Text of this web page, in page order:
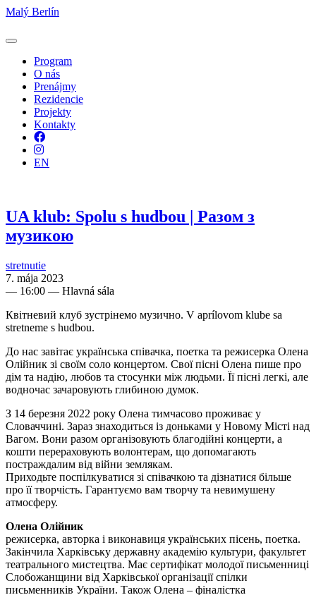
Malý Berlín
Program
O nás
Prenájmy
Rezidencie
Projekty
Kontakty
Facebook
Instagram
EN
UA klub: Spolu s hudbou | Разом з
музикою
stretnutie
7. mája 2023
— 16:00 — Hlavná sála
Квітневий клуб зустрінемо музично. V aprílovom klube sa
stretneme s hudbou.
До нас завітає українська співачка, поетка та режисерка Олена
Олійник зі своїм соло концертом. Свої пісні Олена пише про
дім та надію, любов та стосунки між людьми. Її пісні легкі, але
водночас зачаровують глибиною думок.
З 14 березня 2022 року Олена тимчасово проживає у
Словаччині. Зараз знаходиться із доньками у Новому Місті над
Вагом. Вони разом організовують благодійні концерти, а
кошти перераховують волонтерам, що допомагають
постраждалим від війни землякам.
Приходьте поспілкуватися зі співачкою та дізнатися більше
про її творчість. Гарантуємо вам творчу та невимушену
атмосферу.
Олена Олійник
режисерка, авторка і виконавиця українських пісень, поетка.
Закінчила Харківську державну академію культури, факультет
театрального мистецтва. Має сертифікат молодої письменниці
Слобожанщини від Харківської організації спілки
письменників України. Також Олена – фіналістка